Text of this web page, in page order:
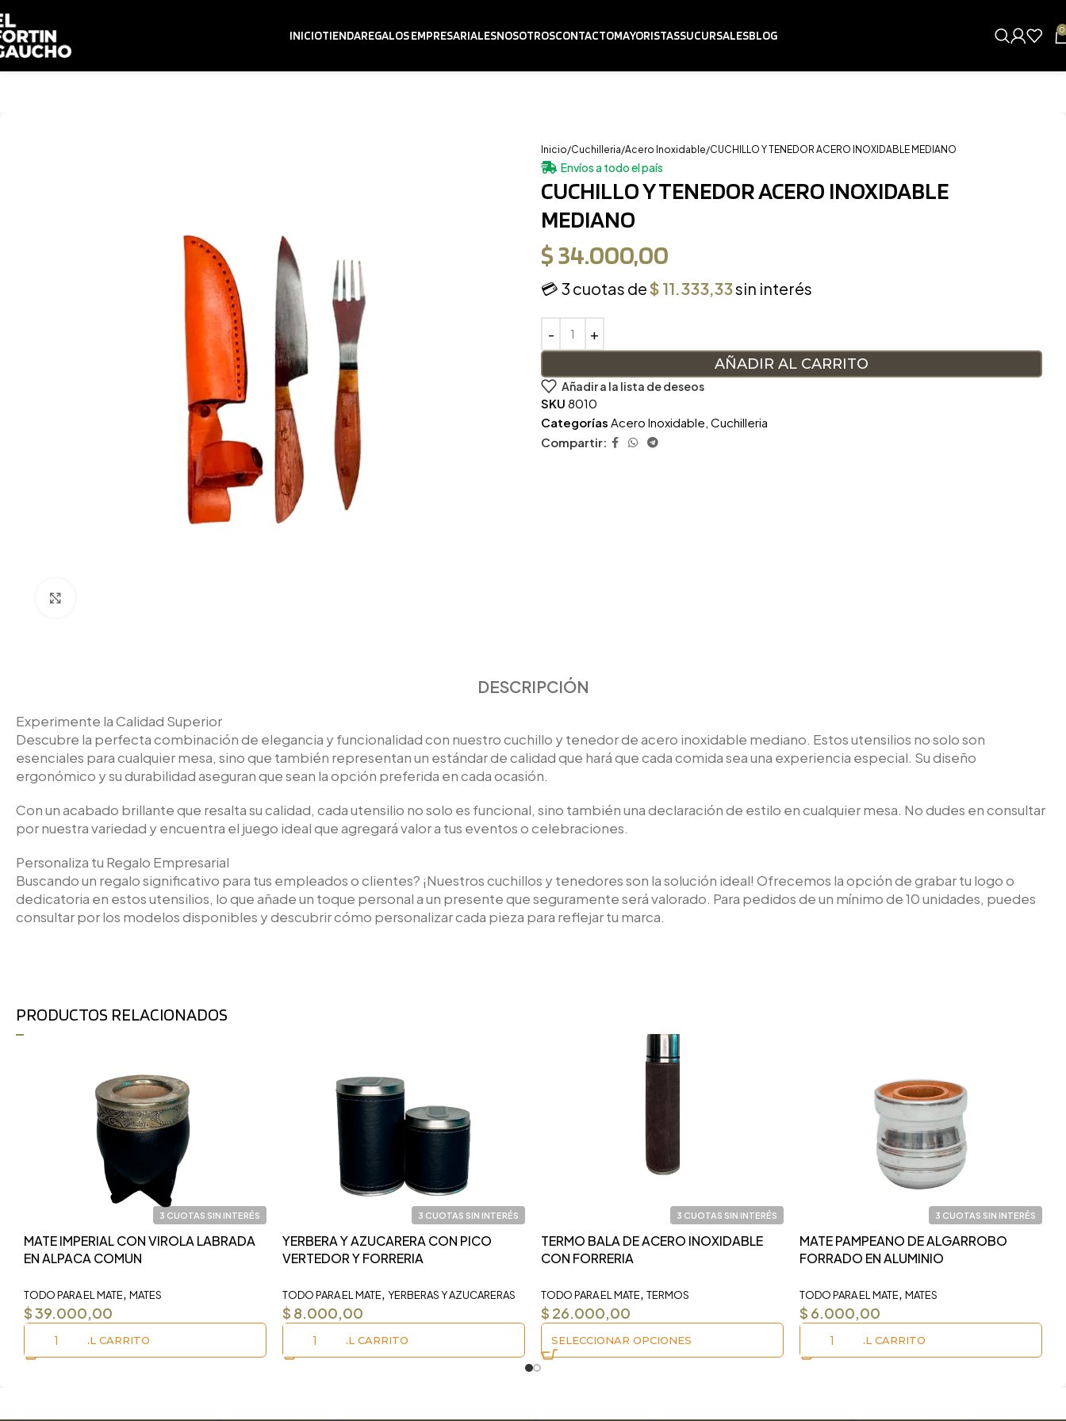
INICIOTIENDAREGALOS EMPRESARIALESNOSOTROSCONTACTOMAYORISTASSUCURSALESBLOG 0
Inicio Cuchilleria Acero Inoxidable CUCHILLO Y TENEDOR ACERO INOXIDABLE MEDIANO
Envíos a todo el país
CUCHILLO Y TENEDOR ACERO INOXIDABLE
MEDIANO
$34.000,00
💳 3 cuotas de$ 11.333,33sin interés
AÑADIR AL CARRITO
Añadir a la lista de deseos
SKU 8010
Categorías Acero Inoxidable Cuchilleria
Compartir:
DESCRIPCIÓN
Experimente la Calidad Superior
Descubre la perfecta combinación de elegancia y funcionalidad con nuestro cuchillo y tenedor de acero inoxidable mediano. Estos utensilios no solo son
esenciales para cualquier mesa, sino que también representan un estándar de calidad que hará que cada comida sea una experiencia especial. Su diseño
ergonómico y su durabilidad aseguran que sean la opción preferida en cada ocasión.
Con un acabado brillante que resalta su calidad, cada utensilio no solo es funcional, sino también una declaración de estilo en cualquier mesa. No dudes en consultar
por nuestra variedad y encuentra el juego ideal que agregará valor a tus eventos o celebraciones.
Personaliza tu Regalo Empresarial
Buscando un regalo significativo para tus empleados o clientes? ¡Nuestros cuchillos y tenedores son la solución ideal! Ofrecemos la opción de grabar tu logo o
dedicatoria en estos utensilios, lo que añade un toque personal a un presente que seguramente será valorado. Para pedidos de un mínimo de 10 unidades, puedes
consultar por los modelos disponibles y descubrir cómo personalizar cada pieza para reflejar tu marca.
PRODUCTOS RELACIONADOS
3 CUOTAS SIN INTERÉS
MATE IMPERIAL CON VIROLA LABRADA
EN ALPACA COMUN
TODO PARA EL MATE, MATES
$39.000,00
AÑADIR AL CARRITO
3 CUOTAS SIN INTERÉS
YERBERA Y AZUCARERA CON PICO
VERTEDOR Y FORRERIA
TODO PARA EL MATE, YERBERAS Y AZUCARERAS
$ 8.000,00
AÑADIR AL CARRITO
3 CUOTAS SIN INTERÉS
TERMO BALA DE ACERO INOXIDABLE
CON FORRERIA
TODO PARA EL MATE, TERMOS
$ 26.000,00
SELECCIONAR OPCIONES
3 CUOTAS SIN INTERÉS
MATE PAMPEANO DE ALGARROBO
FORRADO EN ALUMINIO
TODO PARA EL MATE, MATES
$ 6.000,00
AÑADIR AL CARRITO